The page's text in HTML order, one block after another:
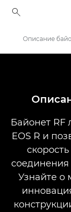
Описание
Байонет RF
EOS R и
Узнайте о